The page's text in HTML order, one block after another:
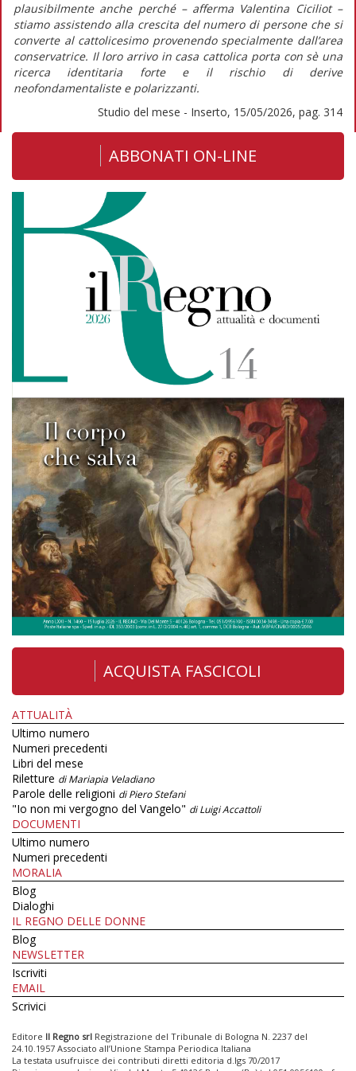
plausibilmente anche perché – afferma Valentina Ciciliot –
stiamo assistendo alla crescita del numero di persone che si
converte al cattolicesimo provenendo specialmente dall’area
conservatrice. Il loro arrivo in casa cattolica porta con sè una
ricerca identitaria forte e il rischio di derive
neofondamentaliste e polarizzanti.
Studio del mese - Inserto, 15/05/2026, pag. 314
ABBONATI ON-LINE
ACQUISTA FASCICOLI
ATTUALITÀ
Ultimo numero
Numeri precedenti
Libri del mese
Riletture di Mariapia Veladiano
Parole delle religioni di Piero Stefani
"Io non mi vergogno del Vangelo" di Luigi Accattoli
DOCUMENTI
Ultimo numero
Numeri precedenti
MORALIA
Blog
Dialoghi
IL REGNO DELLE DONNE
Blog
NEWSLETTER
Iscriviti
EMAIL
Scrivici
Editore Il Regno srl Registrazione del Tribunale di Bologna N. 2237 del
24.10.1957 Associato all’Unione Stampa Periodica Italiana
La testata usufruisce dei contributi diretti editoria d.lgs 70/2017